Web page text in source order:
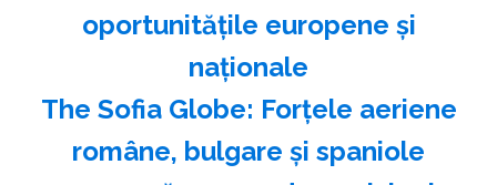
oportunităţile europene şi
naţionale
The Sofia Globe: Forţele aeriene
române, bulgare şi spaniole